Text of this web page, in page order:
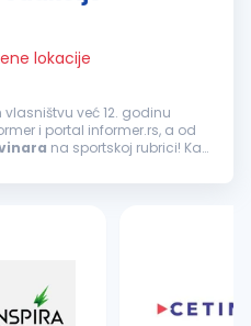
lokacije
vlasništvu već 12. godinu
i portal informer.rs, a od
na sportskoj rubrici! Kao